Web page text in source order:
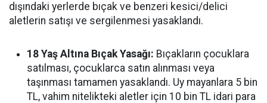
dışındaki yerlerde bıçak ve benzeri kesici/delici
aletlerin satışı ve sergilenmesi yasaklandı.
18 Yaş Altına Bıçak Yasağı: Bıçakların çocuklara
satılması, çocuklarca satın alınması veya
taşınması tamamen yasaklandı. Uy mayanlara 5 bin
TL, vahim nitelikteki aletler için 10 bin TL idari para